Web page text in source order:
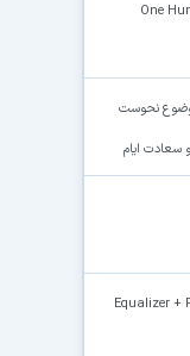
One
نحوست
ایام
Equalizer +